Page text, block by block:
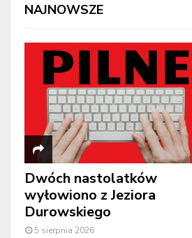
NAJNOWSZE
Dwóch nastolatków
wyłowiono z Jeziora
Durowskiego
5 sierpnia 2026